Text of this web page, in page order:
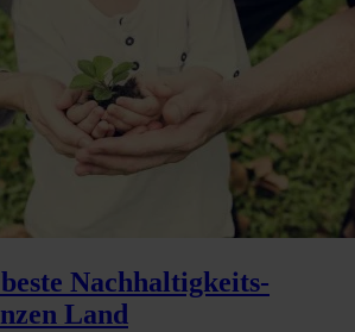
Nachhaltigkeits-
Land